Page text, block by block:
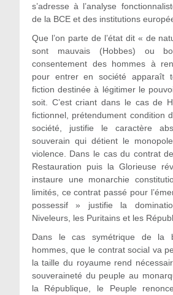
s’adresse à l’analyse
de la BCE et des institutions
Que l’on parte de l’état dit « de
sont mauvais (Hobbes) ou
consentement des hommes à
pour entrer en société apparaît
fiction destinée à légitimer le
soit. C’est criant dans le cas de
fictionnel, prétendument condition
société, justifie le caractère
souverain qui détient le
violence. Dans le cas du contrat
Restauration puis la Glorieuse
instaure une monarchie
limités, ce contrat passé pour
possessif » justifie la
Niveleurs, les Puritains et les
Dans le cas symétrique de la
hommes, que le contrat social va
la taille du royaume rend
souveraineté du peuple au
la République, le Peuple